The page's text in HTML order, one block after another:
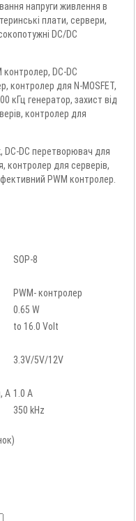
напруги живлення в
плати, сервери,
DC/DC
DC-DC
контролер для N-MOSFET,
кГц генератор, захист від
контролер для
DC-DC перетворювач для
контролер для серверів,
PWM контролер.
SOP-8
PWM- контролер
0.65 W
to 16.0 Volt
3.3V/5V/12V
А 1.0 А
350 kHz